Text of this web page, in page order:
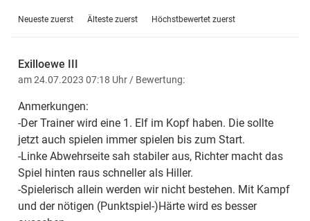
Neueste zuerst Älteste zuerst Höchstbewertet zuerst
Exilloewe III
am 24.07.2023 07:18 Uhr / Bewertung:
Anmerkungen:
-Der Trainer wird eine 1. Elf im Kopf haben. Die sollte
jetzt auch spielen immer spielen bis zum Start.
-Linke Abwehrseite sah stabiler aus, Richter macht das
Spiel hinten raus schneller als Hiller.
-Spielerisch allein werden wir nicht bestehen. Mit Kampf
und der nötigen (Punktspiel-)Härte wird es besser